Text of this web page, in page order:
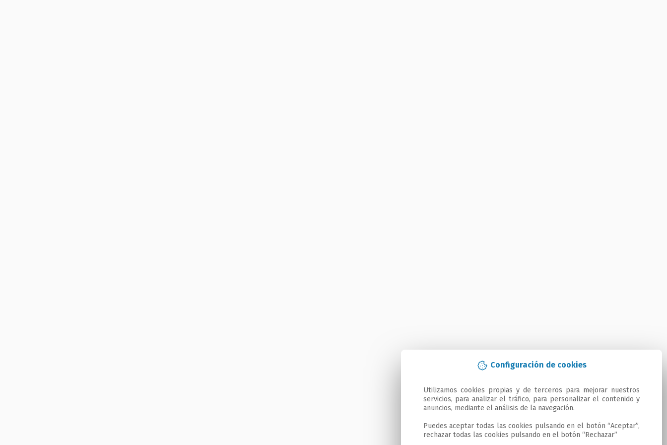
Configuración de cookies
Utilizamos cookies propias y de terceros para mejorar nuestros
servicios, para analizar el tráfico, para personalizar el contenido y
anuncios, mediante el análisis de la navegación.
Puedes aceptar todas las cookies pulsando en el botón “Aceptar”,
rechazar todas las cookies pulsando en el botón “Rechazar”